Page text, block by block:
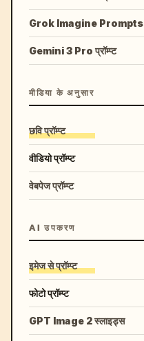
Grok Imagine Prompts
Gemini 3 Pro प्रॉम्प्ट
मीडिया के अनुसार
छवि प्रॉम्प्ट
वीडियो प्रॉम्प्ट
वेबपेज प्रॉम्प्ट
AI उपकरण
इमेज से प्रॉम्प्ट
फोटो प्रॉम्प्ट
GPT Image 2 स्लाइड्स